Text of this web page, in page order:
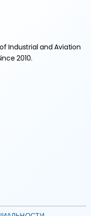
Industrial and Aviation
2010.